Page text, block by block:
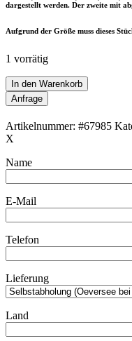
dargestellt werden. Der zweite mit
Aufgrund der Größe muss dieses
1 vorrätig
Asko
/
Ilmari
Tapiovaara
„Mademoiselle“
Spindle-
Back-
Sessel
/
Mid
Century
Modern
Design
/
Finnland
50er-
60er-
Jahre
/
schwarz
In den Warenkorb
Anfrage
Artikelnummer: #67985
X
Name
E-Mail
Telefon
Lieferung
Land